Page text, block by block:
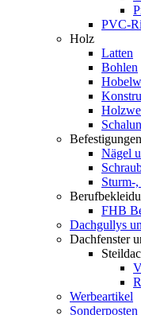
PVC-
Holz
Latten
Bohlen
Befestigungen
Nägel
Sturm-
FHB
Dachgullys
Dachfenster
Werbeartikel
Sonderposten